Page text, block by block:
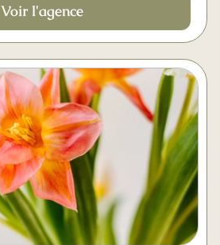
Voir l'agence